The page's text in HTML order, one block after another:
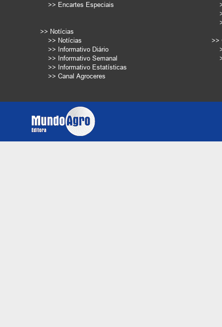
>> Encartes Especiais
>> Notícias
>> Notícias
>> Informativo Diário
>> Informativo Semanal
>> Informativo Estatísticas
>> Canal Agroceres
>>